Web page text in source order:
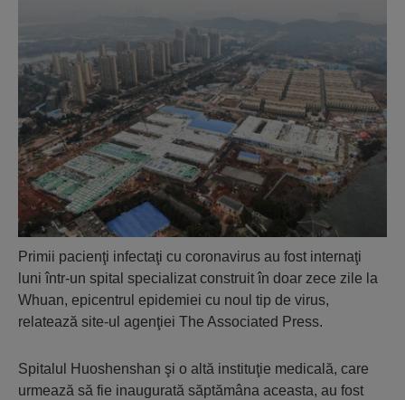
Primii pacienţi infectaţi cu coronavirus au fost internaţi
luni într-un spital specializat construit în doar zece zile la
Whuan, epicentrul epidemiei cu noul tip de virus,
relatează site-ul agenţiei The Associated Press.
Spitalul Huoshenshan şi o altă instituţie medicală, care
urmează să fie inaugurată săptămâna aceasta, au fost